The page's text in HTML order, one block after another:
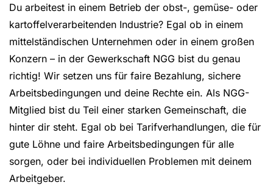
Du arbeitest in einem Betrieb der obst-, gemüse- oder
kartoffelverarbeitenden Industrie? Egal ob in einem
mittelständischen Unternehmen oder in einem großen
Konzern – in der Gewerkschaft NGG bist du genau
richtig! Wir setzen uns für faire Bezahlung, sichere
Arbeitsbedingungen und deine Rechte ein. Als NGG-
Mitglied bist du Teil einer starken Gemeinschaft, die
hinter dir steht. Egal ob bei Tarifverhandlungen, die für
gute Löhne und faire Arbeitsbedingungen für alle
sorgen, oder bei individuellen Problemen mit deinem
Arbeitgeber.